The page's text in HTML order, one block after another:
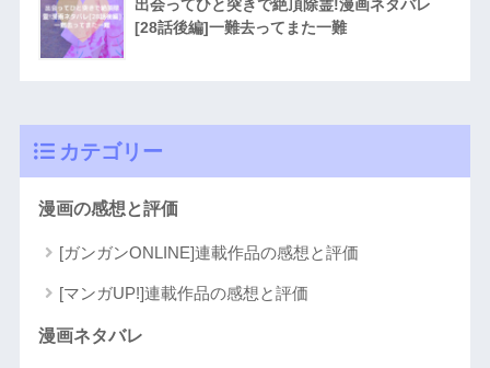
出会ってひと突きで絶頂除霊!漫画ネタバレ
[28話後編]一難去ってまた一難
カテゴリー
漫画の感想と評価
[ガンガンONLINE]連載作品の感想と評価
[マンガUP!]連載作品の感想と評価
漫画ネタバレ